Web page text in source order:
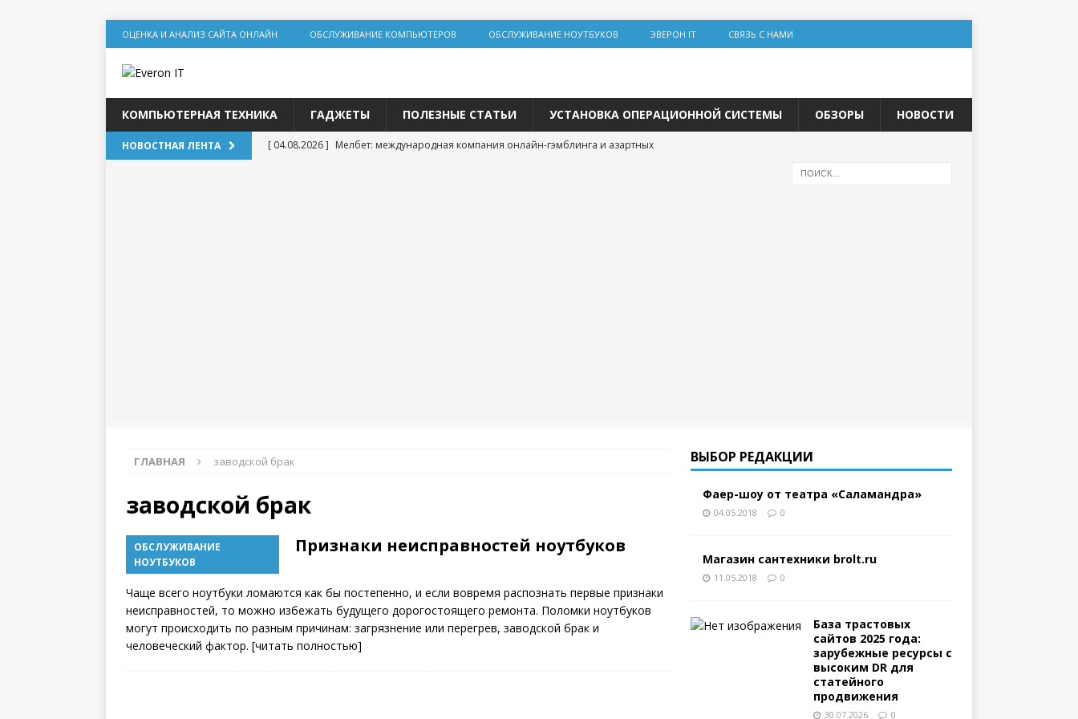
ОЦЕНКА И АНАЛИЗ САЙТА ОНЛАЙН ОБСЛУЖИВАНИЕ КОМПЬЮТЕРОВ ОБСЛУЖИВАНИЕ НОУТБУКОВ ЭВЕРОН IT СВЯЗЬ С НАМИ
КОМПЬЮТЕРНАЯ ТЕХНИКА ГАДЖЕТЫ ПОЛЕЗНЫЕ СТАТЬИ УСТАНОВКА ОПЕРАЦИОННОЙ СИСТЕМЫ ОБЗОРЫ НОВОСТИ
НОВОСТНАЯ ЛЕНТА [ 04.08.2026 ] Мелбет: международная компания онлайн-гэмблинга и азартных
ГЛАВНАЯ заводской брак
заводской брак
ОБСЛУЖИВАНИЕ
НОУТБУКОВ
Признаки неисправностей ноутбуков
18.11.2017
Чаще всего ноутбуки ломаются как бы постепенно, и если вовремя распознать первые признаки
неисправностей, то можно избежать будущего дорогостоящего ремонта. Поломки ноутбуков
могут происходить по разным причинам: загрязнение или перегрев, заводской брак и
человеческий фактор. [читать полностью]
ВЫБОР РЕДАКЦИИ
Фаер-шоу от театра «Саламандра»
04.05.2018 0
Магазин сантехники brolt.ru
11.05.2018 0
База трастовых
сайтов 2025 года:
зарубежные ресурсы с
высоким DR для
статейного
продвижения
30.07.2026 0